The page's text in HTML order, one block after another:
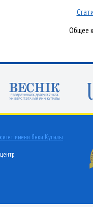
Общее
имени Янки Купалы